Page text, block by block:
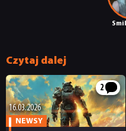
Czytaj dalej
2
16.03.2026
NEWSY